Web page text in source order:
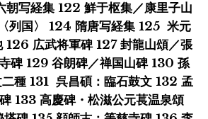
朝写経集 122 鮮于枢集／康里子山
列国〉 124 隋唐写経集 125 米元
126 広武将軍碑 127 封龍山頌／張
碑 129 谷朗碑／禅国山碑 130 孫
種 131 呉昌碩：臨石鼓文 132 孟
133 高慶碑・松滋公元萇温泉頌